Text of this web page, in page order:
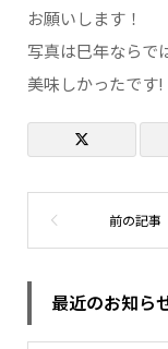
お願いします！
写真は巳年ならで
美味しかったです!
最近のお知ら